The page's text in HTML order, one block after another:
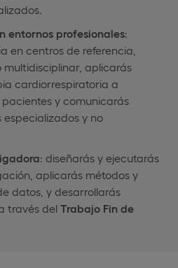
entornos profesionales:
en centros de referencia,
aplicarás
cardiorrespiratoria a
y comunicarás
especializados y no
: diseñarás y ejecutarás
aplicarás métodos y
datos, y desarrollarás
través del Trabajo Fin de